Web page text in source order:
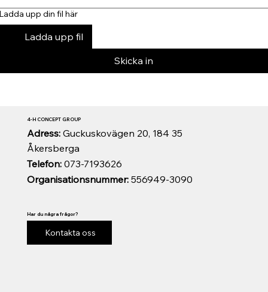
upp din fil här
Ladda upp fil
Skicka in
Organisationsnummer:556949-3090
Telefon:073-7193626
Adress: Guckuskovägen 20, 184 35
Åkersberga
4-H CONCEPT GROUP
Har du några frågor?
Kontakta oss